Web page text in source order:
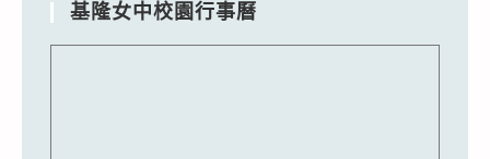
基隆女中校園行事曆